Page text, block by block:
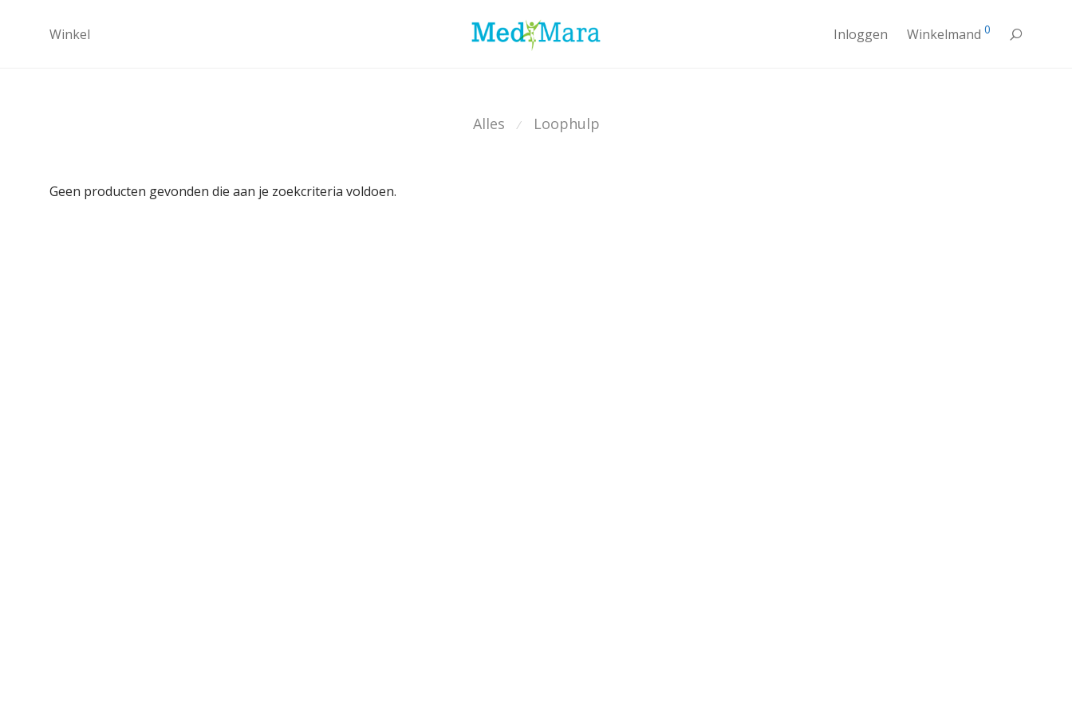
Winkel Inloggen Winkelmand 0
Alles ⁄ Loophulp
Geen producten gevonden die aan je zoekcriteria voldoen.